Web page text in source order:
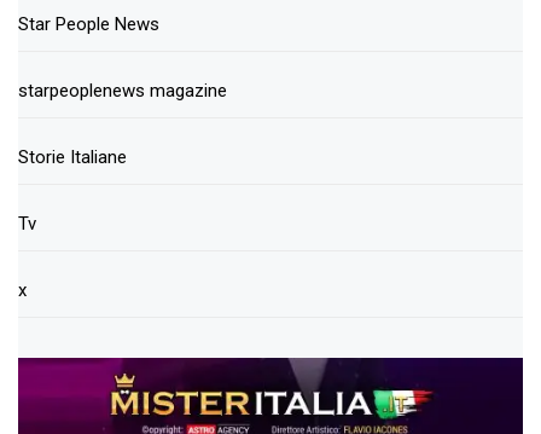
Star People News
starpeoplenews magazine
Storie Italiane
Tv
x